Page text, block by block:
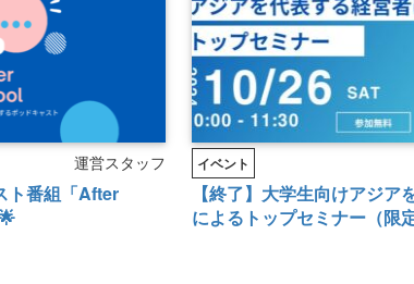
運営スタッフ
ト番組「After
イベント
【終了】大学生向けアジア
によるトップセミナー（限